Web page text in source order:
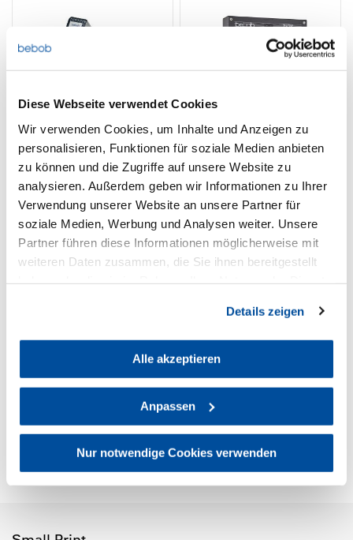
Diese Webseite verwendet Cookies
Wir verwenden Cookies, um Inhalte und Anzeigen zu
personalisieren, Funktionen für soziale Medien anbieten
zu können und die Zugriffe auf unsere Website zu
analysieren. Außerdem geben wir Informationen zu Ihrer
Verwendung unserer Website an unsere Partner für
soziale Medien, Werbung und Analysen weiter. Unsere
Partner führen diese Informationen möglicherweise mit
weiteren Daten zusammen, die Sie ihnen bereitgestellt
Cookies, wenn Sie unsere Webseite weiterhin nutzen.
Details zeigen
Alle akzeptieren
Anpassen
Nur notwendige Cookies verwenden
S1micro
1-Channel D-Tap Quick
118 €
AGN4
4-Channel A-Mount Wall-
Mount Charger 16,8V
1,090 €
Powered by bebob